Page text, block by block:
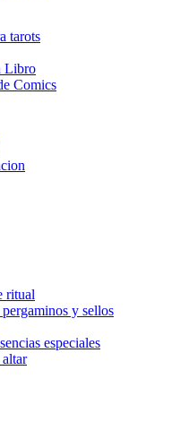
tarots
Libro
Comics
ritual
y sellos
especiales